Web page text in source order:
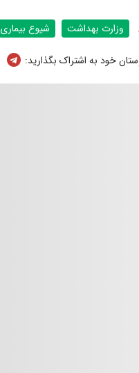
وزارت بهداشت شیوع بیماری
خود به اشتراک بگذارید: